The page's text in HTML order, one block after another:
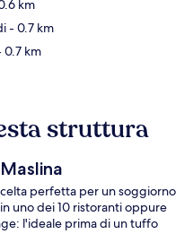
km
- 0.7 km
0.7 km
struttura
perfetta per un soggiorno
uno dei 10 ristoranti oppure
l'ideale prima di un tuffo